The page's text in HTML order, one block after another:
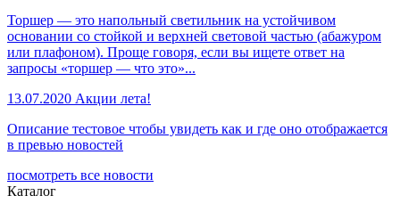
Торшер — это напольный светильник на устойчивом
основании со стойкой и верхней световой частью (абажуром
или плафоном). Проще говоря, если вы ищете ответ на
запросы «торшер — что это»...
13.07.2020 Акции лета!
Описание тестовое чтобы увидеть как и где оно отображается
в превью новостей
посмотреть все новости
Каталог